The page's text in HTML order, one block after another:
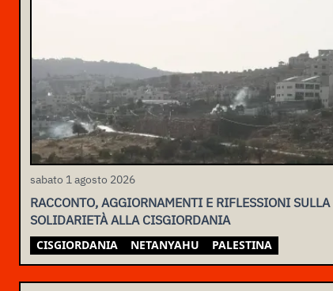
sabato 1 agosto 2026
RACCONTO, AGGIORNAMENTI E RIFLESSIONI SULLA
SOLIDARIETÀ ALLA CISGIORDANIA
CISGIORDANIA NETANYAHU PALESTINA